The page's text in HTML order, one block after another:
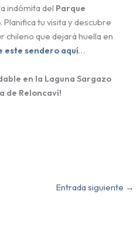
indómita del Parque
. Planifica tu visita y descubre
chileno que dejará huella en
este sendero aquí…
en la Laguna Sargazo
de Reloncaví!
Entrada siguiente →